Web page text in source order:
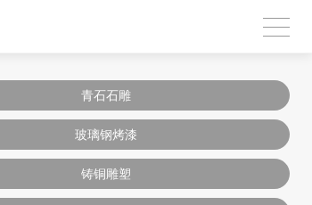
青石石雕
玻璃钢烤漆
铸铜雕塑